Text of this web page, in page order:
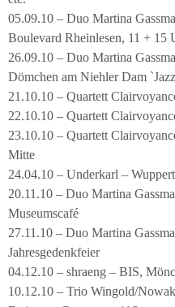
05.09.10 – Duo Martina
Boulevard Rheinlesen, 11 + 15
26.09.10 – Duo Martina
Dömchen am Niehler Dam
21.10.10 – Quartett
22.10.10 – Quartett
23.10.10 – Quartett
Mitte
24.04.10 – Underkarl –
20.11.10 – Duo Martina
Museumscafé
27.11.10 – Duo Martina
Jahresgedenkfeier
04.12.10 – shraeng – BIS,
10.12.10 – Trio Wingold/